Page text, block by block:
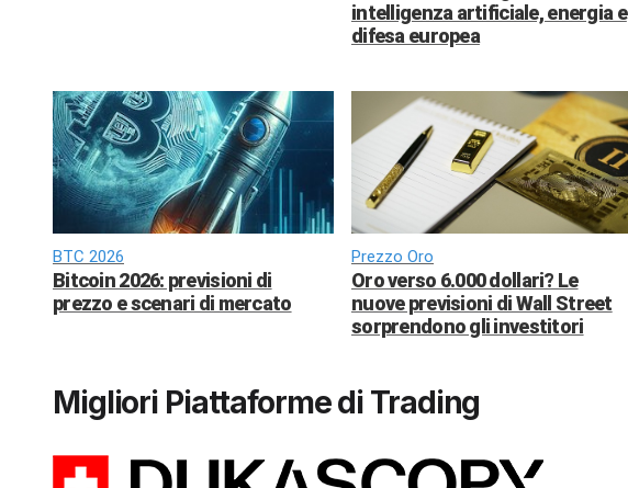
intelligenza artificiale, energia e
difesa europea
BTC 2026
Bitcoin 2026: previsioni di
prezzo e scenari di mercato
Prezzo Oro
Oro verso 6.000 dollari? Le
nuove previsioni di Wall Street
sorprendono gli investitori
Migliori Piattaforme di Trading